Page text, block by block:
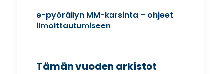
e-pyöräilyn MM-karsinta – ohjeet
ilmoittautumiseen
Tämän vuoden arkistot